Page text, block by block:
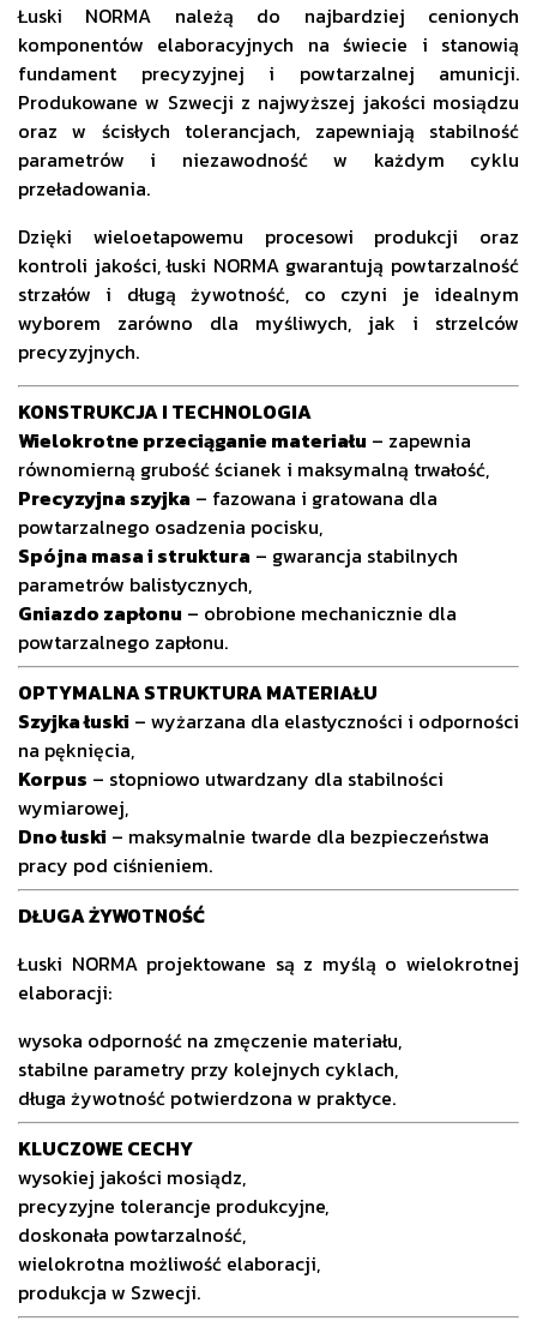
Łuski NORMA należą do najbardziej cenionych
komponentów elaboracyjnych na świecie i stanowią
fundament precyzyjnej i powtarzalnej amunicji.
Produkowane w Szwecji z najwyższej jakości mosiądzu
oraz w ścisłych tolerancjach, zapewniają stabilność
parametrów i niezawodność w każdym cyklu
przeładowania.
Dzięki wieloetapowemu procesowi produkcji oraz
kontroli jakości, łuski NORMA gwarantują powtarzalność
strzałów i długą żywotność, co czyni je idealnym
wyborem zarówno dla myśliwych, jak i strzelców
precyzyjnych.
KONSTRUKCJA I TECHNOLOGIA
Wielokrotne przeciąganie materiału – zapewnia
równomierną grubość ścianek i maksymalną trwałość,
Precyzyjna szyjka – fazowana i gratowana dla
powtarzalnego osadzenia pocisku,
Spójna masa i struktura – gwarancja stabilnych
parametrów balistycznych,
Gniazdo zapłonu – obrobione mechanicznie dla
powtarzalnego zapłonu.
OPTYMALNA STRUKTURA MATERIAŁU
Szyjka łuski – wyżarzana dla elastyczności i odporności
na pęknięcia,
Korpus – stopniowo utwardzany dla stabilności
wymiarowej,
Dno łuski – maksymalnie twarde dla bezpieczeństwa
pracy pod ciśnieniem.
DŁUGA ŻYWOTNOŚĆ
Łuski NORMA projektowane są z myślą o wielokrotnej
elaboracji:
wysoka odporność na zmęczenie materiału,
stabilne parametry przy kolejnych cyklach,
długa żywotność potwierdzona w praktyce.
KLUCZOWE CECHY
wysokiej jakości mosiądz,
precyzyjne tolerancje produkcyjne,
doskonała powtarzalność,
wielokrotna możliwość elaboracji,
produkcja w Szwecji.